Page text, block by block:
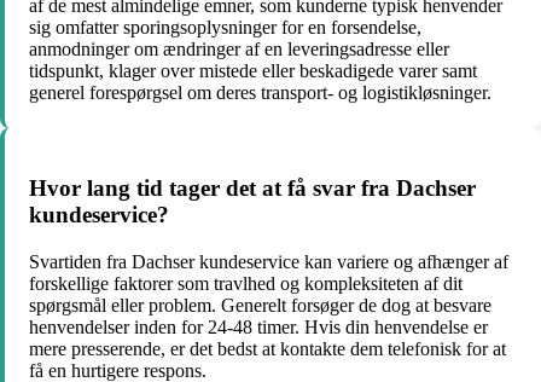
af de mest almindelige emner, som kunderne typisk henvender
sig omfatter sporingsoplysninger for en forsendelse,
anmodninger om ændringer af en leveringsadresse eller
tidspunkt, klager over mistede eller beskadigede varer samt
generel forespørgsel om deres transport- og logistikløsninger.
Hvor lang tid tager det at få svar fra Dachser
kundeservice?
Svartiden fra Dachser kundeservice kan variere og afhænger af
forskellige faktorer som travlhed og kompleksiteten af ​​dit
spørgsmål eller problem. Generelt forsøger de dog at besvare
henvendelser inden for 24-48 timer. Hvis din henvendelse er
mere presserende, er det bedst at kontakte dem telefonisk for at
få en hurtigere respons.